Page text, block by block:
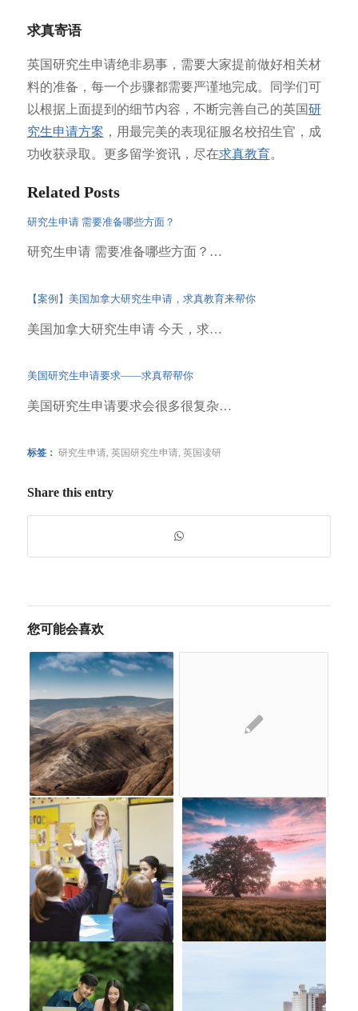
求真寄语
英国研究生申请绝非易事，需要大家提前做好相关材
料的准备，每一个步骤都需要严谨地完成。同学们可
以根据上面提到的细节内容，不断完善自己的英国研
究生申请方案 ，用最完美的表现征服名校招生官，成
功收获录取。更多留学资讯，尽在求真教育。
Related Posts
研究生申请 需要准备哪些方面？
研究生申请 需要准备哪些方面？…
【案例】美国加拿大研究生申请，求真教育来帮你
美国加拿大研究生申请 今天，求…
美国研究生申请要求——求真帮帮你
美国研究生申请要求会很多很复杂…
标签： 研究生申请, 英国研究生申请, 英国读研
Share this entry
您可能会喜欢